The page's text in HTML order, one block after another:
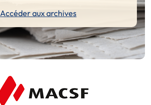
Accéder aux archives